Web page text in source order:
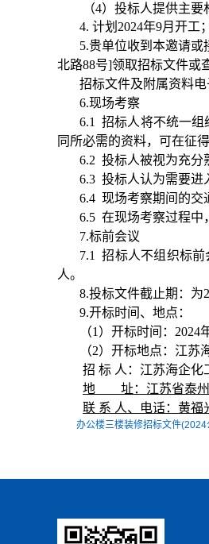
（4）投标人提供主
4. 计划2024年9月开工
5.贵单位收到本邀请
北路88号]领取招标文件或
招标文件及附属资料
6.现场考察
6.1 招标人将不统一组
同所必需的资料，可在征
6.2 投标人被视为充分
6.3 投标人认为需要进
6.4 现场考察期间的交
6.5 在现场考察过程中
7.标前会议
7.1 招标人不组织标
人。
8.投标文件截止期：为
9.开标时间、地点：
（1）开标时间：2024
（2）开标地点：江
招 标 人：江苏海企化
地 址：江苏省泰州
联 系 人、电话：黄福
办公楼三楼装修招标文件